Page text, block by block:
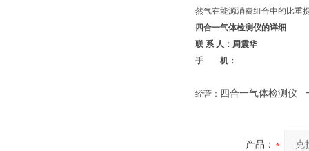
然气在能源消费组合中的比重
四合一气体检测仪的详细
联 系 人：周震华
手 机：
经营： 四合一气体检测仪
产品：